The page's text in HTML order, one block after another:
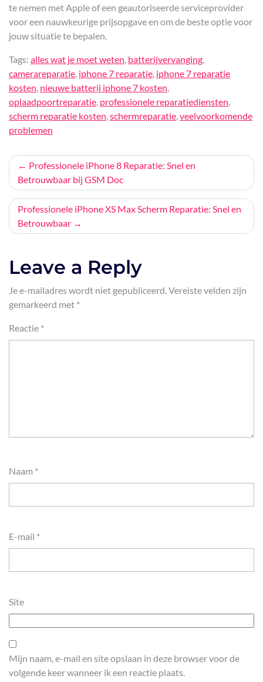
te nemen met Apple of een geautoriseerde serviceprovider
voor een nauwkeurige prijsopgave en om de beste optie voor
jouw situatie te bepalen.
Tags: alles wat je moet weten, batterijvervanging,
camerareparatie, iphone 7 reparatie, iphone 7 reparatie
kosten, nieuwe batterij iphone 7 kosten,
oplaadpoortreparatie, professionele reparatiediensten,
scherm reparatie kosten,schermreparatie,veelvoorkomende
problemen
Bericht
navigatie
Professionele iPhone 8 Reparatie: Snel en
Betrouwbaar bij GSM Doc
Professionele iPhone XS Max Scherm Reparatie: Snel en
Betrouwbaar
Leave a Reply
Je e-mailadres wordt niet gepubliceerd.Vereiste velden zijn
gemarkeerd met *
Reactie *
Naam *
E-mail *
Site
Mijn naam, e-mail en site opslaan in deze browser voor de
volgende keer wanneer ik een reactie plaats.